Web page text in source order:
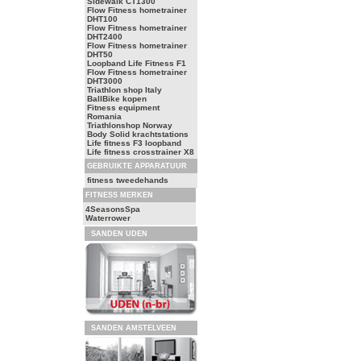
Flow Fitness hometrainer
DHT100
Flow Fitness hometrainer
DHT2400
Flow Fitness hometrainer
DHT50
Loopband Life Fitness F1
Flow Fitness hometrainer
DHT3000
Triathlon shop Italy
BallBike kopen
Fitness equipment
Romania
Triathlonshop Norway
Body Solid krachtstations
Life fitness F3 loopband
Life fitness crosstrainer X8
GEBRUIKTE APPARATUUR
fitness tweedehands
FITNESS MERKEN
4SeasonsSpa
Waterrower
SANDEN UDEN
SANDEN AMSTELVEEN